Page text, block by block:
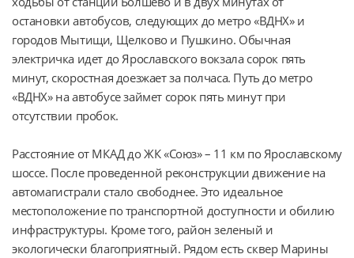
остановки автобусов, следующих до метро «ВДНХ» и
городов Мытищи, Щелково и Пушкино. Обычная
электричка идет до Ярославского вокзала сорок пять
минут, скоростная доезжает за полчаса. Путь до метро
«ВДНХ» на автобусе займет сорок пять минут при
отсутствии пробок.
Расстояние от МКАД до ЖК «Союз» – 11 км по Ярославскому
шоссе. После проведенной реконструкции движение на
автомагистрали стало свободнее. Это идеальное
местоположение по транспортной доступности и обилию
инфраструктуры. Кроме того, район зеленый и
экологически благоприятный. Рядом есть сквер Марины